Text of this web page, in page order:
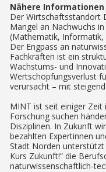
Nähere Informationen
Der Wirtschaftsstandort
Mangel an Nachwuchs
(Mathematik, Informatik,
Der Engpass an
Fachkräften ist ein
Wachstums- und
Wertschöpfungsverlust
verursacht – mit
MINT ist seit einiger Zeit
Forschung suchen
Disziplinen. In Zukunft
bezahlten Expertinnen
Stadt Norden
Kurs Zukunft!“ die
naturwissenschaftlich-